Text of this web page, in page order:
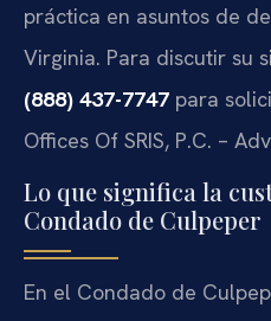
práctica en asuntos de
Virginia. Para discutir su
(888) 437-7747 para
Offices Of SRIS, P.C. –
Lo que significa la
Condado de Culpeper
En el Condado de